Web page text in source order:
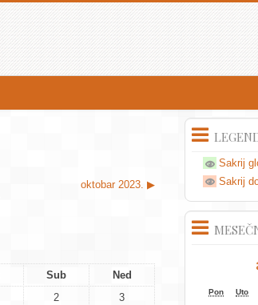
oktobar 2023. ▶
Sub
Ned
2 3
Sakrij
Sakrij
Pon Uto